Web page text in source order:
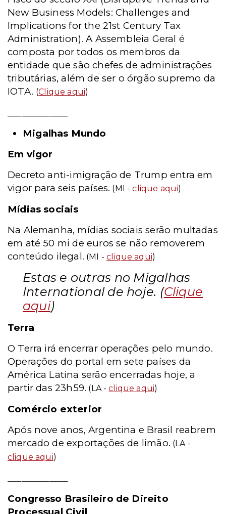
New Business Models: Challenges and
Implications for the 21st Century Tax
Administration). A Assembleia Geral é
composta por todos os membros da
entidade que são chefes de administrações
tributárias, além de ser o órgão supremo da
IOTA. (Clique aqui)
Migalhas Mundo
Em vigor
Decreto anti-imigração de Trump entra em
vigor para seis países. (MI -clique aqui)
Mídias sociais
Na Alemanha, mídias sociais serão multadas
em até 50 mi de euros se não removerem
conteúdo ilegal. (MI -clique aqui)
Estas e outras no Migalhas
International de hoje. (Clique
aqui)
Terra
O Terra irá encerrar operações pelo mundo.
Operações do portal em sete países da
América Latina serão encerradas hoje, a
partir das 23h59. (LA -clique aqui)
Comércio exterior
Após nove anos, Argentina e Brasil reabrem
mercado de exportações de limão. (LA -
clique aqui)
Congresso Brasileiro de Direito